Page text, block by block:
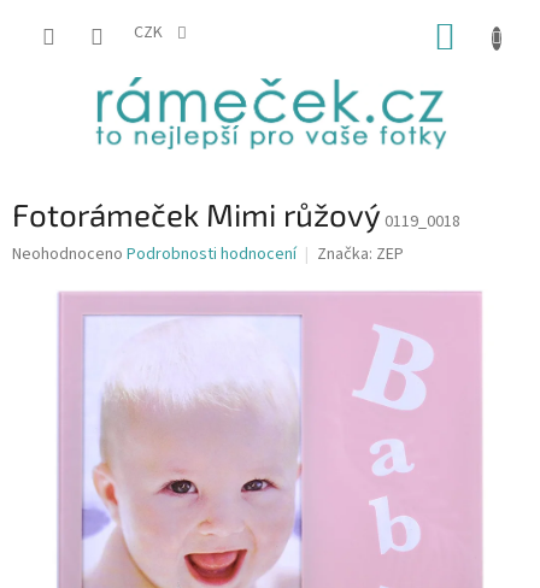
CZK
Fotorámeček Mimi růžový 0119_0018
Průměrné
produktu
Neohodnoceno Podrobnosti hodnocení Značka: ZEP